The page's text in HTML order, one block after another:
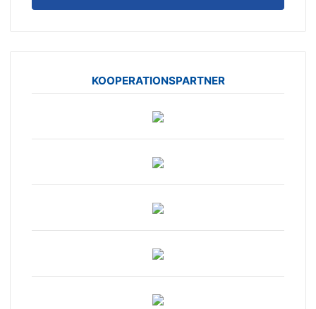
KOOPERATIONSPARTNER